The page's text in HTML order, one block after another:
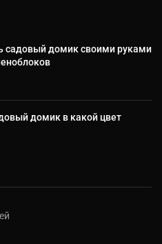
садовый домик своими руками
домик в какой цвет